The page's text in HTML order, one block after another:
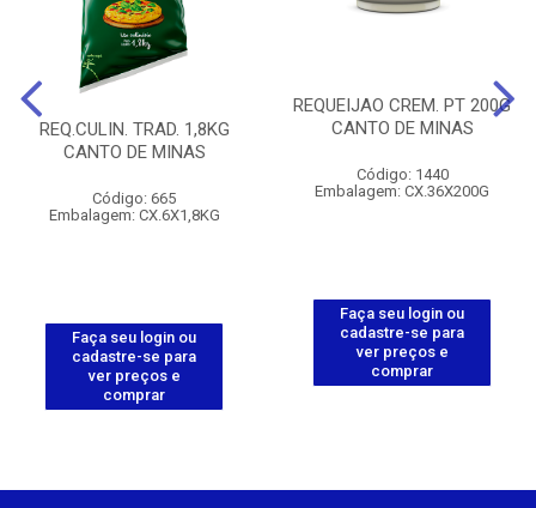
REQ.CULIN. TRAD. 1,8KG
CANTO DE MINAS
Código: 665
Embalagem: CX.6X1,8KG
Faça seu login ou
cadastre-se para
ver preços e
comprar
REQUEIJAO CREM. PT 200G
CANTO DE MINAS
Código: 1440
Embalagem: CX.36X200G
Faça seu login ou
cadastre-se para
ver preços e
comprar